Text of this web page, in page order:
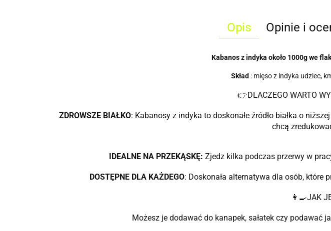
Opis Opinie i
Kabanos z indyka około 1000g we
Skład : mięso z indyka udziec,
👉DLACZEGO WARTO
ZDROWSZE BIAŁKO: Kabanosy z indyka to doskonałe źródło białka o
chcą
IDEALNE NA PRZEKĄSKĘ: Zjedz kilka podczas przerwy w
DOSTĘPNE DLA KAŻDEGO: Doskonała alternatywa dla osób, które
👩‍🍳JAK
Możesz je dodawać do kanapek, sałatek czy podawać